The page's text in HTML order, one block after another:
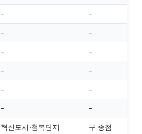
– –
– –
– –
– –
– –
– –
혁신도시·첨복단지 구 종점